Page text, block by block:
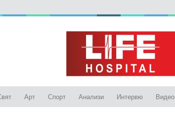
Арт Спорт Анализи Интервю Видео